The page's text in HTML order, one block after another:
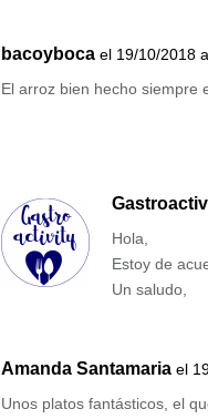
bacoyboca el 19/10/2018
El arroz bien hecho siempre
Hola,
Estoy de
Un saludo,
Amanda Santamaria el
Unos platos fantásticos, el